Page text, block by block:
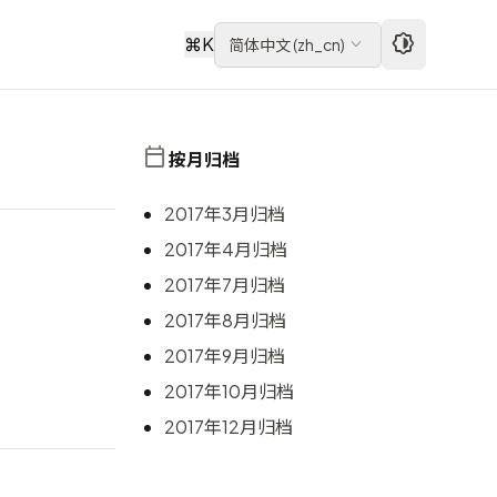
⌘K 简体中文(zh_cn)
按月归档
2017年3月归档
2017年4月归档
2017年7月归档
2017年8月归档
2017年9月归档
2017年10月归档
2017年12月归档